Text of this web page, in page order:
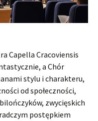
Capella Cracoviensis
a Chór
stylu i charakteru,
od społeczności,
zwycięskich
postępkiem